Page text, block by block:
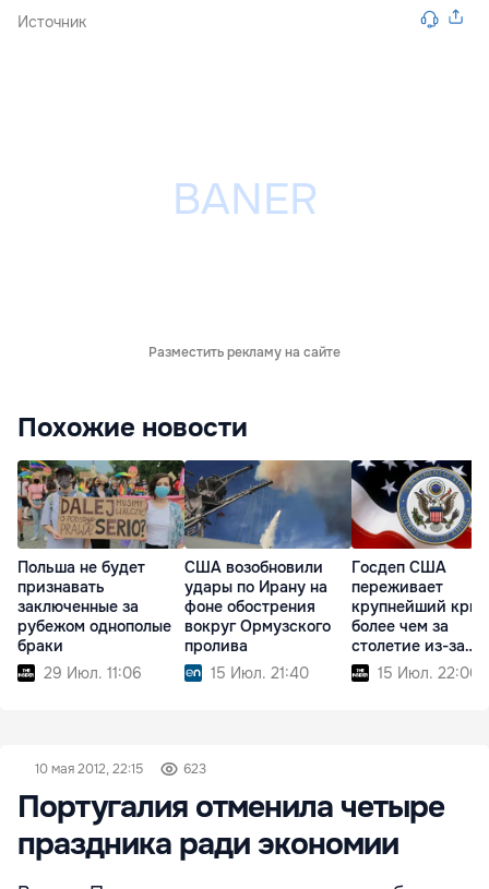
Источник
Разместить рекламу на сайте
Похожие новости
Польша не будет
признавать
заключенные за
рубежом однополые
браки
29 Июл. 11:06
США возобновили
удары по Ирану на
фоне обострения
вокруг Ормузского
пролива
15 Июл. 21:40
Госдеп США
переживает
крупнейший
более чем за
столетие из-за
реформ Трампа
15 Июл. 22:00
10 мая 2012, 22:15 623
Португалия отменила четыре
праздника ради экономии